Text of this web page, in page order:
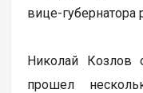
вице-
Николай Козлов
прошел